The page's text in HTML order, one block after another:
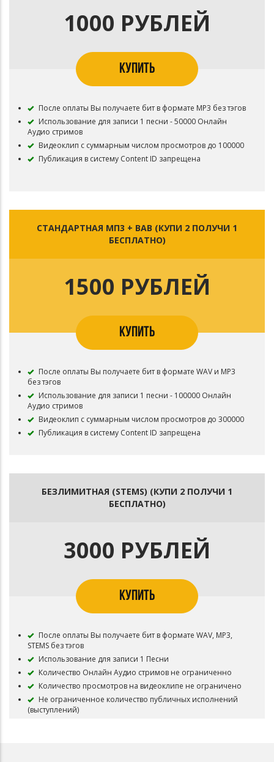
1000 РУБЛЕЙ
КУПИТЬ
После оплаты Вы получаете бит в формате MP3 без тэгов
Использование для записи 1 песни - 50000 Онлайн
Аудио стримов
Видеоклип с суммарным числом просмотров до 100000
Публикация в систему Content ID запрещена
СТАНДАРТНАЯ МП3 + ВАВ (КУПИ 2 ПОЛУЧИ 1
БЕСПЛАТНО)
1500 РУБЛЕЙ
КУПИТЬ
После оплаты Вы получаете бит в формате WAV и MP3
без тэгов
Использование для записи 1 песни - 100000 Онлайн
Аудио стримов
Видеоклип с суммарным числом просмотров до 300000
Публикация в систему Content ID запрещена
БЕЗЛИМИТНАЯ (STEMS) (КУПИ 2 ПОЛУЧИ 1
БЕСПЛАТНО)
3000 РУБЛЕЙ
КУПИТЬ
После оплаты Вы получаете бит в формате WAV, MP3,
STEMS без тэгов
Использование для записи 1 Песни
Количество Онлайн Аудио стримов не ограниченно
Количество просмотров на видеоклипе не ограничено
Не ограниченное количество публичных исполнений
(выступлений)